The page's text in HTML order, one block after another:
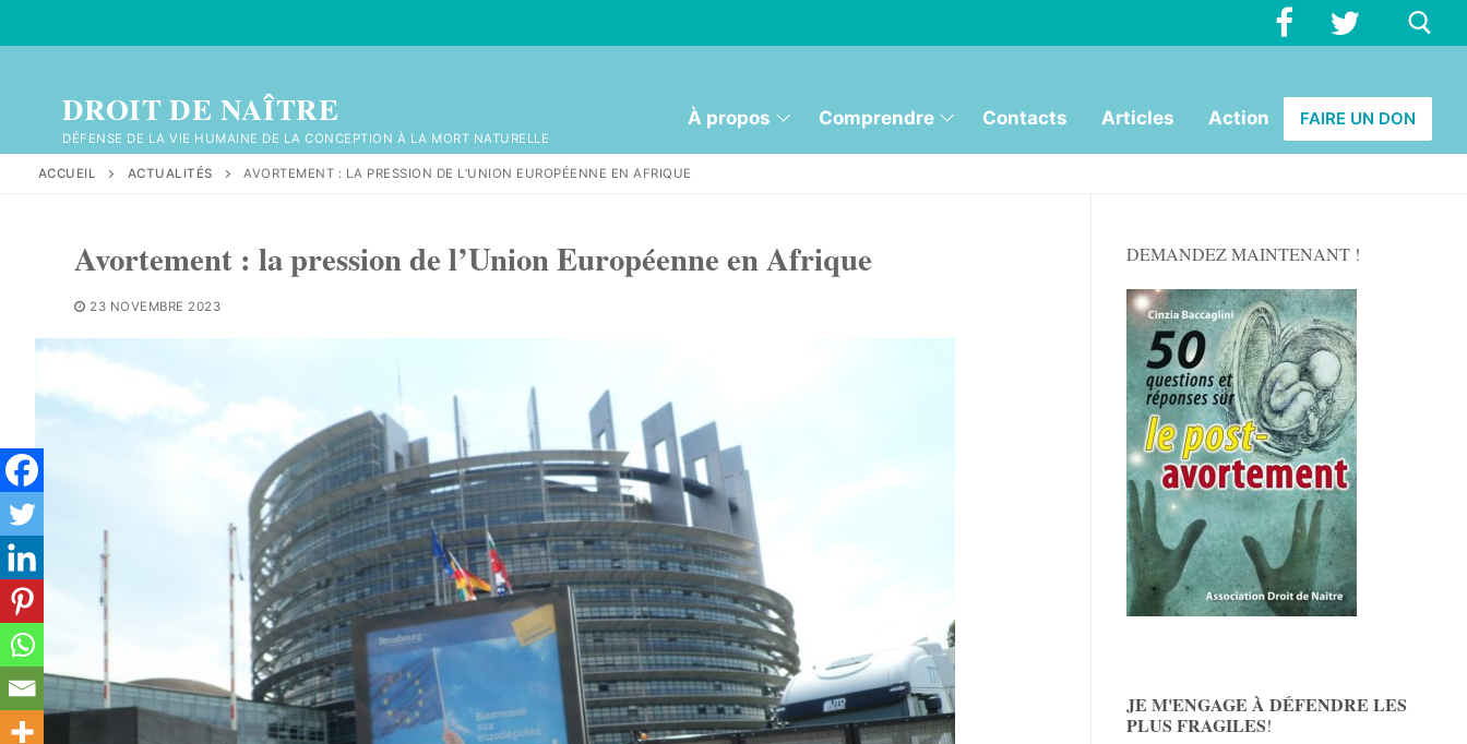
Rechercher :
DROIT DE NAÎTRE
DÉFENSE DE LA VIE HUMAINE DE LA CONCEPTION À LA MORT NATURELLE
À propos Comprendre Contacts Articles Action FAIRE UN DON
ACCUEIL ACTUALITÉS AVORTEMENT : LA PRESSION DE L’UNION EUROPÉENNE EN AFRIQUE
Avortement : la pression de l’Union Européenne en Afrique
23 NOVEMBRE 2023
DEMANDEZ MAINTENANT !
JE M'ENGAGE À DÉFENDRE LES
PLUS FRAGILES!